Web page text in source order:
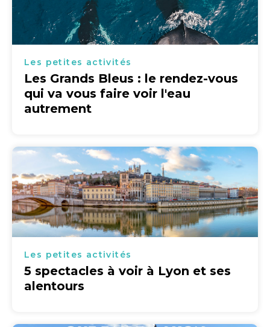
Les petites activités
Les Grands Bleus : le rendez-vous
qui va vous faire voir l'eau
autrement
Les petites activités
5 spectacles à voir à Lyon et ses
alentours